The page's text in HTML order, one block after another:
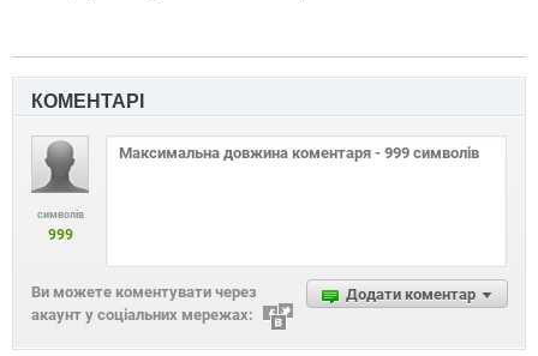
КОМЕНТАРІ
символів
999
Додати коментар
Ви можете коментувати через
акаунт у соціальних мережах: